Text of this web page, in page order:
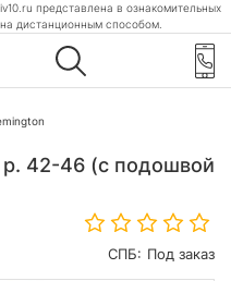
представлена в ознакомительных
дистанционным способом.
42-46 (с подошвой
СПБ: Под заказ